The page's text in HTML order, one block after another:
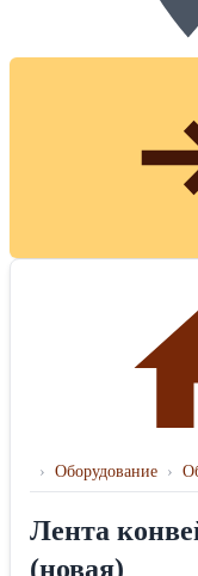
› Оборудование ›
Лента
(новая)